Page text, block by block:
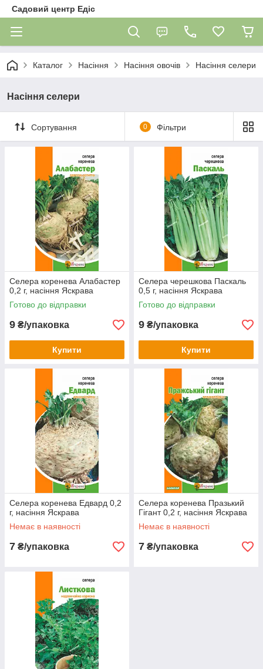
Садовий центр Едіс
Каталог Насіння Насіння овочів Насіння селери
Насіння селери
Сортування 0 Фільтри
Селера коренева Алабастер
0,2 г, насіння Яскрава
Готово до відправки
9 ₴/упаковка
Купити
Селера черешкова Паскаль
0,5 г, насіння Яскрава
Готово до відправки
9 ₴/упаковка
Купити
Селера коренева Едвард 0,2
г, насіння Яскрава
Немає в наявності
7 ₴/упаковка
Селера коренева Празький
Гігант 0,2 г, насіння Яскрава
Немає в наявності
7 ₴/упаковка